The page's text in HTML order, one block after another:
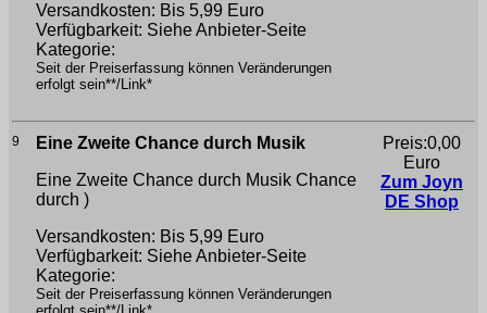
Versandkosten: Bis 5,99 Euro
Verfügbarkeit: Siehe Anbieter-Seite
Kategorie:
Seit der Preiserfassung können Veränderungen
erfolgt sein**/Link*
9
Eine Zweite Chance durch Musik
Eine Zweite Chance durch Musik Chance
durch )
Versandkosten: Bis 5,99 Euro
Verfügbarkeit: Siehe Anbieter-Seite
Kategorie:
Seit der Preiserfassung können Veränderungen
Preis:0,00
Euro
Zum Joyn
DE Shop